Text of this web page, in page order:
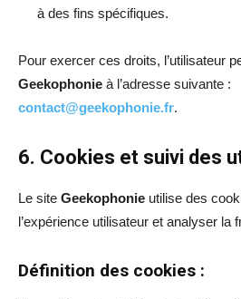
à des fins spécifiques.
Pour exercer ces droits, l’utilisateur
Geekophonie à l’adresse suivante :
contact@geekophonie.fr.
6. Cookies et suivi des
Le site Geekophonie utilise des
l’expérience utilisateur et analyser la
Définition des cookies :